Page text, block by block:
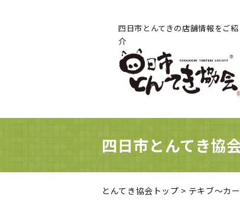
四日市とんてきの店舗情報をご紹
介
四日市とんてき協
とんてき協会トップ > テキブ～カ